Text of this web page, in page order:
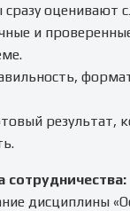
оценивают
и
результат,
сотрудничества:
дисциплины